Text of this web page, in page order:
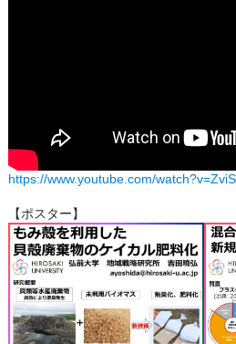
https://www.youtube.com/
【ポスター】